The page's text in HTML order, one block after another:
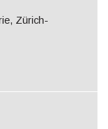
Zürich-